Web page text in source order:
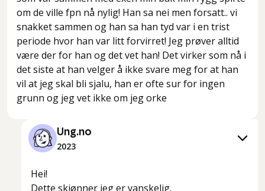
om de ville fpn nå nylig! Han sa nei men forsatt.. vi
snakket sammen og han sa han tyd var i en trist
periode hvor han var litt forvirret! Jeg prøver alltid
være der for han og det vet han! Det virker som nå i
det siste at han velger å ikke svare meg for at han
vil at jeg skal bli sjalu, han er ofte sur for ingen
grunn og jeg vet ikke om jeg orke
Ung.no
2023
Hei!
Dette skjønner jeg er vanskelig.